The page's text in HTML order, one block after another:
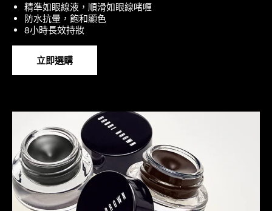
精準如眼線液，順滑如眼線啫喱
防水抗暈，飽和顯色
8小時長效持妝
立即選購